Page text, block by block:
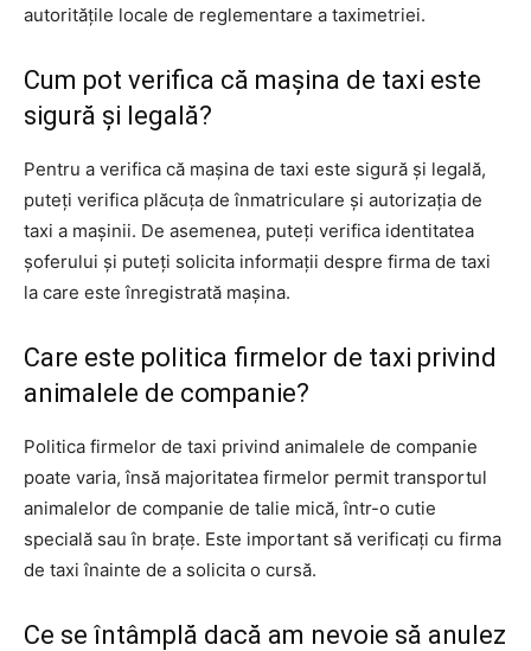
autoritățile locale de reglementare a taximetriei.
Cum pot verifica că mașina de taxi este
sigură și legală?
Pentru a verifica că mașina de taxi este sigură și legală,
puteți verifica plăcuța de înmatriculare și autorizația de
taxi a mașinii. De asemenea, puteți verifica identitatea
șoferului și puteți solicita informații despre firma de taxi
la care este înregistrată mașina.
Care este politica firmelor de taxi privind
animalele de companie?
Politica firmelor de taxi privind animalele de companie
poate varia, însă majoritatea firmelor permit transportul
animalelor de companie de talie mică, într-o cutie
specială sau în brațe. Este important să verificați cu firma
de taxi înainte de a solicita o cursă.
Ce se întâmplă dacă am nevoie să anulez